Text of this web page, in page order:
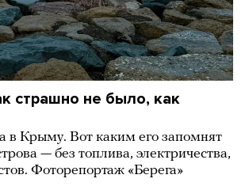
страшно не было, как
в Крыму. Вот каким его запомнят
— без топлива, электричества,
Фоторепортаж «Берега»